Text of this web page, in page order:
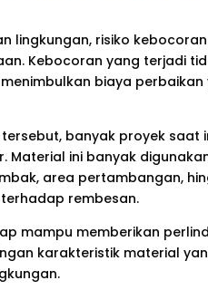
lingkungan, risiko
Kebocoran yang terjadi
biaya
banyak proyek
Material ini banyak
area pertambangan,
rembesan.
mampu memberikan
karakteristik material